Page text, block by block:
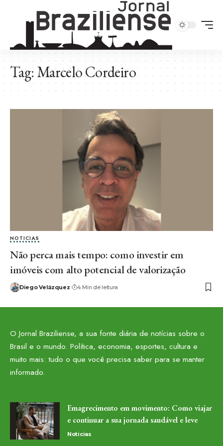
Tag:Marcelo Cordeiro
NOTICIAS
Não perca mais tempo: como investir em
imóveis com alto potencial de valorização
Diego Velázquez 4 Min de leitura
O Jornal Braziliense, a sua fonte diária de notícias sobre o
Brasil e o mundo. Política, economia, esportes, cultura e
muito mais: tudo o que você precisa saber para se manter
informado.
Emagrecimento em movimento: Como viajar
e continuar a sua jornada saudável e leve
Noticias